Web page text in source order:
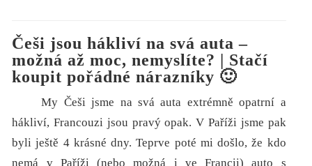
Češi jsou hákliví na svá auta –
možná až moc, nemyslíte? | Stačí
koupit pořádné nárazníky 🙂
My Češi jsme na svá auta extrémně opatrní a
hákliví, Francouzi jsou pravý opak. V Paříži jsme pak
byli ještě 4 krásné dny. Teprve poté mi došlo, že kdo
nemá v Paříži (nebo možná i ve Francii) auto s